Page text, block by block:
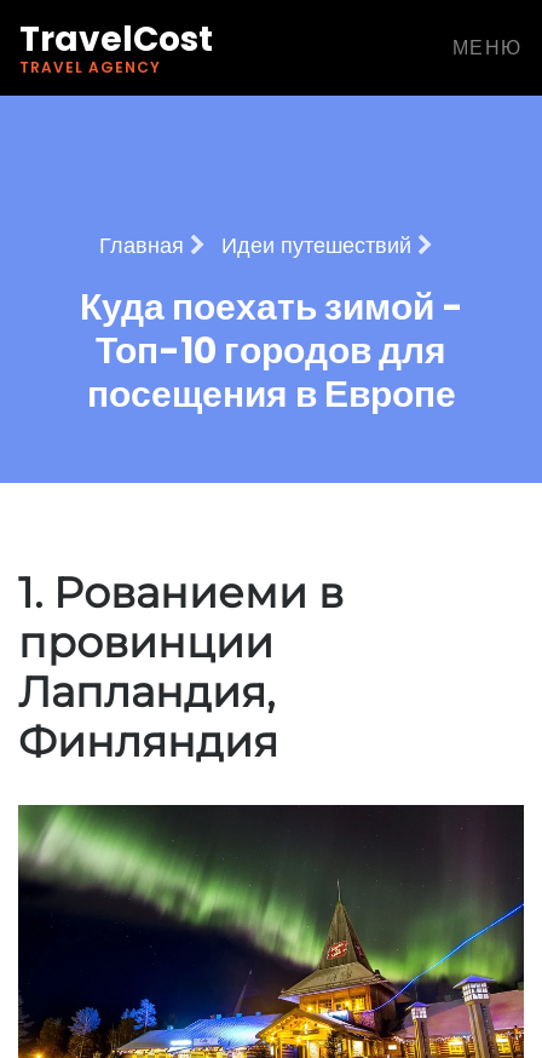
TravelCost
TRAVEL AGENCY
МЕНЮ
Главная Идеи путешествий
Куда поехать зимой -
Топ-10 городов для
посещения в Европе
1. Рованиеми в
провинции
Лапландия,
Финляндия